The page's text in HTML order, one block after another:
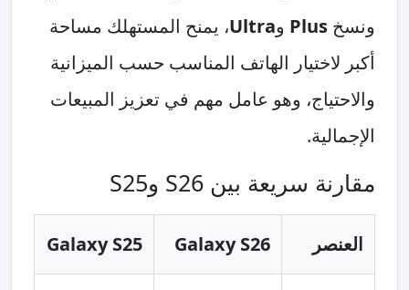
ونسخ Plus وUltra، يمنح المستهلك مساحة
أكبر لاختيار الهاتف المناسب حسب الميزانية
والاحتياج، وهو عامل مهم في تعزيز المبيعات
الإجمالية.
مقارنة سريعة بين S26 وS25
العنصر Galaxy S26
Galaxy S25